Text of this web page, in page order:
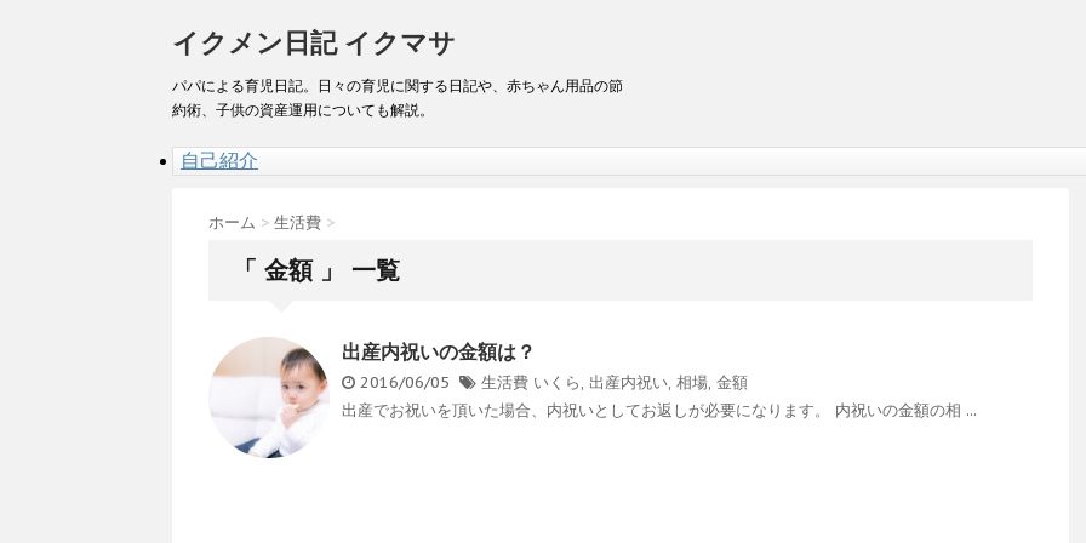
イクメン日記 イクマサ
パパによる育児日記。日々の育児に関する日記や、赤ちゃん用品の節
約術、子供の資産運用についても解説。
自己紹介
ホーム > 生活費 >
「 金額 」 一覧
出産内祝いの金額は？
2016/06/05 生活費 いくら, 出産内祝い, 相場, 金額
出産でお祝いを頂いた場合、内祝いとしてお返しが必要になります。 内祝いの金額の相 ...